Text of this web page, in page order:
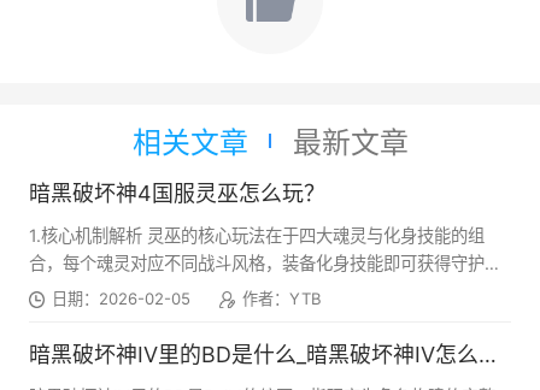
相关文章 最新文章
暗黑破坏神4国服灵巫怎么玩？
1.核心机制解析 灵巫的核心玩法在于四大魂灵与化身技能的组
合，每个魂灵对应不同战斗风格，装备化身技能即可获得守护者
特质与被动加成。 ●魂灵圣殿系统：可选择1个主要魂灵和1个次
命值的屏障，大幅提升生存能力，开荒首选 猎豹(雷佐卡)：高机
日期：2026-02-05 作者：YTB
暗黑破坏神IV里的BD是什么_暗黑破坏神IV怎么构筑BD